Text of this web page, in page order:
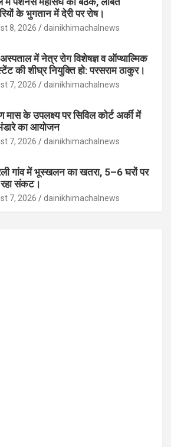
के भुगतान में देरी पर रोष।
8, 2026 dainikhimachalnews
में नेत्र रोग विशेषज्ञ व ऑप्थाल्मिक
की शीघ्र नियुक्ति हो: परसराम ठाकुर।
7, 2026 dainikhimachalnews
मास के उपलक्ष्य पर सिविल कोर्ट अर्की में
का आयोजन
7, 2026 dainikhimachalnews
गांव में भूस्खलन का खतरा, 5–6 घरों पर
रहा संकट।
7, 2026 dainikhimachalnews